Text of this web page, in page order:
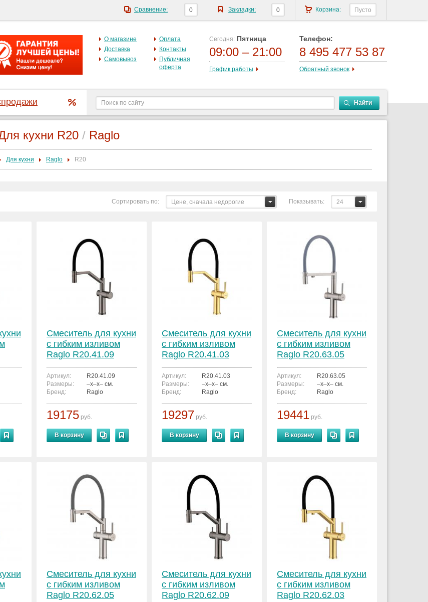
О магазине
Доставка
Самовывоз
Оплата
Контакты
Публичная
оферта
Сегодня: Пятница
09:00 – 21:00
График работы
Телефон:
8 495 477 53 87
Обратный звонок
Найти
кухни R20 / Raglo
Для кухни Raglo R20
Показывать: 24
Сортировать по: Цене, сначала недорогие
Смеситель для кухни
с гибким изливом
Raglo R20.41.09
Артикул:
R20.41.09
Размеры:
–x–x– см.
Бренд:
Raglo
19175 руб.
В корзину
Смеситель для кухни
с гибким изливом
Raglo R20.41.03
Артикул:
R20.41.03
Размеры:
–x–x– см.
Бренд:
Raglo
19297 руб.
В корзину
Смеситель для кухни
с гибким изливом
Raglo R20.63.05
Артикул:
R20.63.05
Размеры:
–x–x– см.
Бренд:
Raglo
19441 руб.
В корзину
Смеситель для кухни
с гибким изливом
Raglo R20.62.05
Смеситель для кухни
с гибким изливом
Raglo R20.62.09
Смеситель для кухни
с гибким изливом
Raglo R20.62.03
Корзина: Пусто
Закладки: 0
Сравнение: 0